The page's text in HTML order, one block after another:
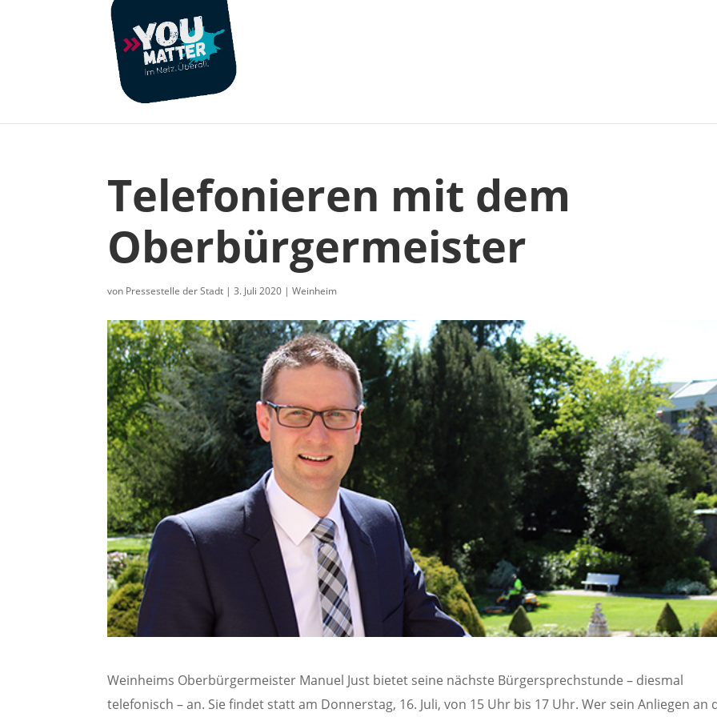
Telefonieren mit dem
Oberbürgermeister
von Pressestelle der Stadt |3. Juli 2020 |Weinheim
Weinheims Oberbürgermeister Manuel Just bietet seine nächste Bürgersprechstunde – diesmal
telefonisch – an. Sie findet statt am Donnerstag, 16. Juli, von 15 Uhr bis 17 Uhr. Wer sein Anliegen an